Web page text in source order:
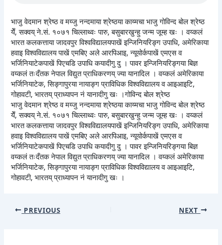
भाजु वेदमान श्रेष्ठ व मय्जु नन्दमाया श्रेष्ठया काय्मचा भाजु गोविन्द बोल श्रेष्ठ
येँ, सक्वय् ने.सं. १०७१ चिल्लाथ्वः पारु, बसुबारखुन्हु जन्म जूम्ह खः । वय्कलं
भारत कलकत्ताया जादवपुर विश्वविद्यालयपाखें इन्जिनियरिङ्ग उपाधि, अमेरिकाया
हवाइ विश्वविद्यालय पाखें एमबिए अले आरपिआइ, न्यूयोर्कपाखें एमएस व
भर्जिनियाटेकपाखें पिएचडि उपाधि कयादीगु दु । पावर इन्जिनियरिङ्गया बिज्ञ
वय्कलं तःदँतक नेपाल विद्युत प्राधिकरणय् ज्या यानादिल । वय्कलं अमेरिकाया
भर्जिनियाटेक, सिङ्गापुरया नायाङ्ग प्राविधिक विश्वविद्यालय व आइआइटि,
गोहावटी, भारतय् प्राध्यापन नं यानादीगु खः ।गोविन्द बोल श्रेष्ठ
भाजु वेदमान श्रेष्ठ व मय्जु नन्दमाया श्रेष्ठया काय्मचा भाजु गोविन्द बोल श्रेष्ठ
येँ, सक्वय् ने.सं. १०७१ चिल्लाथ्वः पारु, बसुबारखुन्हु जन्म जूम्ह खः । वय्कलं
भारत कलकत्ताया जादवपुर विश्वविद्यालयपाखें इन्जिनियरिङ्ग उपाधि, अमेरिकाया
हवाइ विश्वविद्यालय पाखें एमबिए अले आरपिआइ, न्यूयोर्कपाखें एमएस व
भर्जिनियाटेकपाखें पिएचडि उपाधि कयादीगु दु । पावर इन्जिनियरिङ्गया बिज्ञ
वय्कलं तःदँतक नेपाल विद्युत प्राधिकरणय् ज्या यानादिल । वय्कलं अमेरिकाया
भर्जिनियाटेक, सिङ्गापुरया नायाङ्ग प्राविधिक विश्वविद्यालय व आइआइटि,
गोहावटी, भारतय् प्राध्यापन नं यानादीगु खः ।
PREVIOUS NEXT